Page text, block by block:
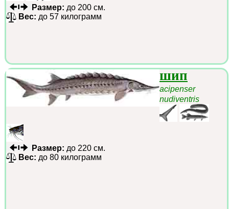
Размер: до 200 см.
Вес: до 57 килограмм
шип
acipenser
nudiventris
Размер: до 220 см.
Вес: до 80 килограмм